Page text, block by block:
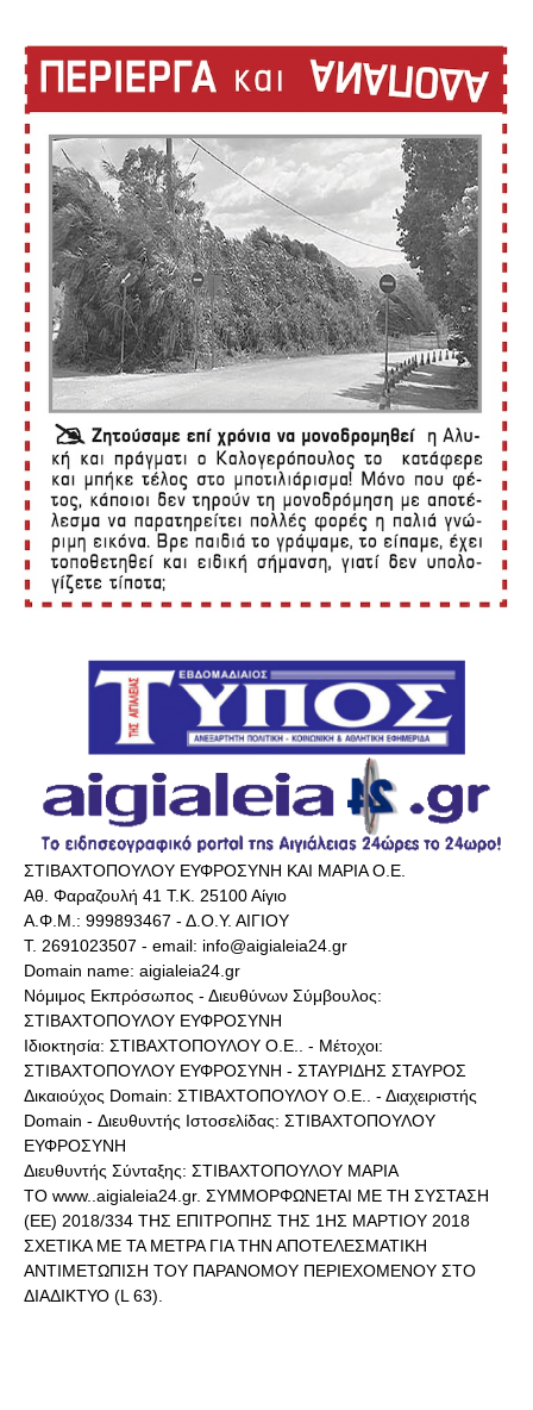
ΣΤΙΒΑΧΤΟΠΟΥΛΟΥ ΕΥΦΡΟΣΥΝΗ ΚΑΙ ΜΑΡΙΑ Ο.Ε.
Αθ. Φαραζουλή 41 Τ.Κ. 25100 Αίγιο
Α.Φ.Μ.: 999893467 - Δ.Ο.Υ. ΑΙΓΙΟΥ
Τ. 2691023507 - email: info@aigialeia24.gr
Domain name: aigialeia24.gr
Νόμιμος Εκπρόσωπος - Διευθύνων Σύμβουλος:
ΣΤΙΒΑΧΤΟΠΟΥΛΟΥ ΕΥΦΡΟΣΥΝΗ
Ιδιοκτησία: ΣΤΙΒΑΧΤΟΠΟΥΛΟΥ Ο.Ε.. - Μέτοχοι:
ΣΤΙΒΑΧΤΟΠΟΥΛΟΥ ΕΥΦΡΟΣΥΝΗ - ΣΤΑΥΡΙΔΗΣ ΣΤΑΥΡΟΣ
Δικαιούχος Domain: ΣΤΙΒΑΧΤΟΠΟΥΛΟΥ Ο.Ε.. - Διαχειριστής
Domain - Διευθυντής Ιστοσελίδας: ΣΤΙΒΑΧΤΟΠΟΥΛΟΥ
ΕΥΦΡΟΣΥΝΗ
Διευθυντής Σύνταξης: ΣΤΙΒΑΧΤΟΠΟΥΛΟΥ ΜΑΡΙΑ
ΤΟ www..aigialeia24.gr. ΣΥΜΜΟΡΦΩΝΕΤΑΙ ΜΕ ΤΗ ΣΥΣΤΑΣΗ
(ΕΕ) 2018/334 ΤΗΣ ΕΠΙΤΡΟΠΗΣ ΤΗΣ 1ΗΣ ΜΑΡΤΙΟΥ 2018
ΣΧΕΤΙΚΑ ΜΕ ΤΑ ΜΕΤΡΑ ΓΙΑ ΤΗΝ ΑΠΟΤΕΛΕΣΜΑΤΙΚΗ
ΑΝΤΙΜΕΤΩΠΙΣΗ ΤΟΥ ΠΑΡΑΝΟΜΟΥ ΠΕΡΙΕΧΟΜΕΝΟΥ ΣΤΟ
ΔΙΑΔΙΚΤΥΟ (L 63).